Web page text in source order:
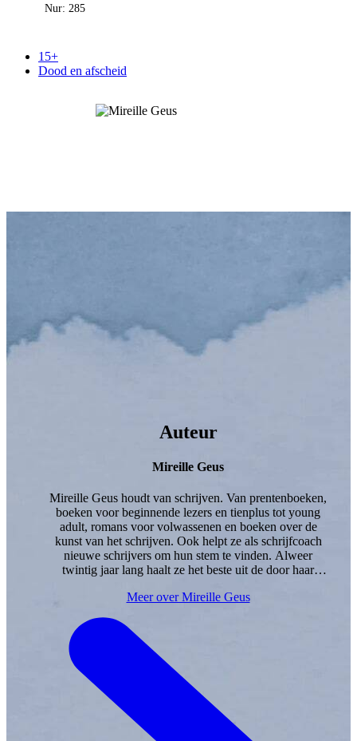
Nur: 285
15+
Dood en afscheid
Auteur
Mireille Geus
Mireille Geus houdt van schrijven. Van prentenboeken,
boeken voor beginnende lezers en tienplus tot young
adult, romans voor volwassenen en boeken over de
kunst van het schrijven. Ook helpt ze als schrijfcoach
nieuwe schrijvers om hun stem te vinden. Alweer
twintig jaar lang haalt ze het beste uit de door haar
harten van vele kinderen. Voor haar jeugdboek
Meer over Mireille Geus